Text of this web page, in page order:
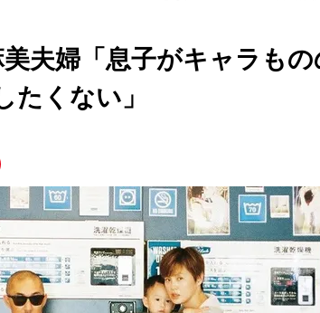
夫婦「息子がキャラも
たくない」